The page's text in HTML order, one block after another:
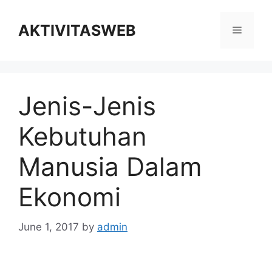
contentAKTIVITASWEB Menu
Jenis-Jenis
Kebutuhan
Manusia Dalam
Ekonomi
June 1, 2017 by admin